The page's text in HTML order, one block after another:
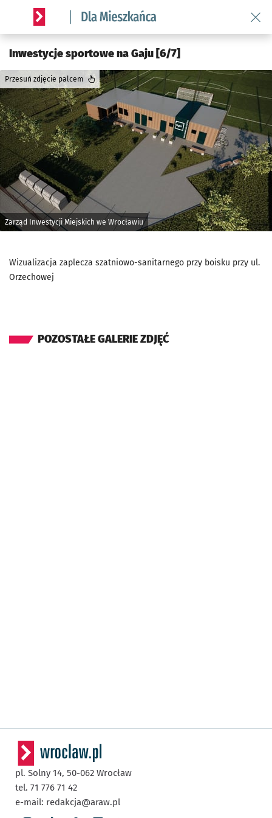
Serwis informacyjny wroclaw.pl podserwis: Dla mieszkańca
Inwestycje sportowe na Gaju [6/7]
Zarząd Inwestycji Miejskich we Wrocławiu
Przesuń zdjęcie palcem
Wizualizacja zaplecza szatniowo-sanitarnego przy boisku przy ul.
Orzechowej
POZOSTAŁE GALERIE ZDJĘĆ
pl. Solny 14, 50-062 Wrocław
tel. 71 776 71 42
e-mail: redakcja@araw.pl